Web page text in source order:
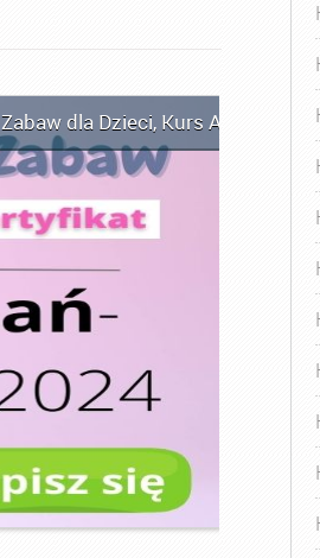
dla Dzieci, Kurs Animatora